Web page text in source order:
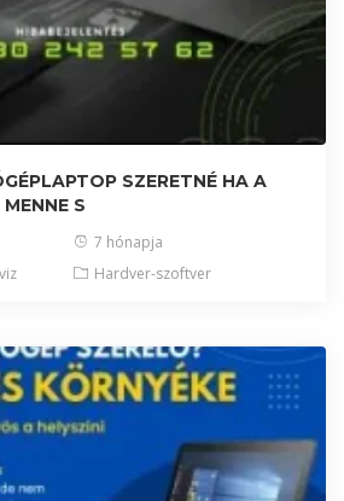
SZERETNÉ HA A
S
7 hónapja
Hardver-szoftver